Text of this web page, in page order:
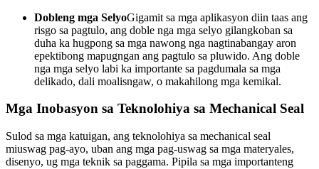
Dobleng mga SelyoGigamit sa mga aplikasyon diin taas ang
risgo sa pagtulo, ang doble nga mga selyo gilangkoban sa
duha ka hugpong sa mga nawong nga nagtinabangay aron
epektibong mapugngan ang pagtulo sa pluwido. Ang doble
nga mga selyo labi ka importante sa pagdumala sa mga
delikado, dali moalisngaw, o makahilong mga kemikal.
Mga Inobasyon sa Teknolohiya sa Mechanical Seal
Sulod sa mga katuigan, ang teknolohiya sa mechanical seal
miuswag pag-ayo, uban ang mga pag-uswag sa mga materyales,
disenyo, ug mga teknik sa paggama. Pipila sa mga importanteng